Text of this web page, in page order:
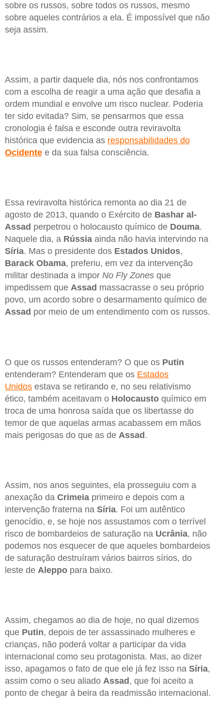
sobre os russos, sobre todos os russos, mesmo
sobre aqueles contrários a ela. É impossível que não
seja assim.
Assim, a partir daquele dia, nós nos confrontamos
com a escolha de reagir a uma ação que desafia a
ordem mundial e envolve um risco nuclear. Poderia
ter sido evitada? Sim, se pensarmos que essa
cronologia é falsa e esconde outra reviravolta
histórica que evidencia as responsabilidades do
Ocidente e da sua falsa consciência.
Essa reviravolta histórica remonta ao dia 21 de
agosto de 2013, quando o Exército de Bashar al-
Assad perpetrou o holocausto químico de Douma.
Naquele dia, a Rússia ainda não havia intervindo na
Síria. Mas o presidente dos Estados Unidos,
Barack Obama, preferiu, em vez da intervenção
militar destinada a impor No Fly Zones que
impedissem que Assad massacrasse o seu próprio
povo, um acordo sobre o desarmamento químico de
Assad por meio de um entendimento com os russos.
O que os russos entenderam? O que os Putin
entenderam? Entenderam que os Estados
Unidos estava se retirando e, no seu relativismo
ético, também aceitavam o Holocausto químico em
troca de uma honrosa saída que os libertasse do
temor de que aquelas armas acabassem em mãos
mais perigosas do que as de Assad.
Assim, nos anos seguintes, ela prosseguiu com a
anexação da Crimeia primeiro e depois com a
intervenção fraterna na Síria. Foi um autêntico
genocídio, e, se hoje nos assustamos com o terrível
risco de bombardeios de saturação na Ucrânia, não
podemos nos esquecer de que aqueles bombardeios
de saturação destruíram vários bairros sírios, do
leste de Aleppo para baixo.
Assim, chegamos ao dia de hoje, no qual dizemos
que Putin, depois de ter assassinado mulheres e
crianças, não poderá voltar a participar da vida
internacional como seu protagonista. Mas, ao dizer
isso, apagamos o fato de que ele já fez isso na Síria,
assim como o seu aliado Assad , que foi aceito a
ponto de chegar à beira da readmissão internacional.